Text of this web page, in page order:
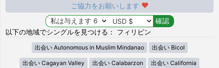
ご協力をお願いします
以下の地域でシングルを見つける： フィリピン
出会い Autonomous in Muslim Mindanao 出会い Bicol
出会い Cagayan Valley 出会い Calabarzon 出会い California